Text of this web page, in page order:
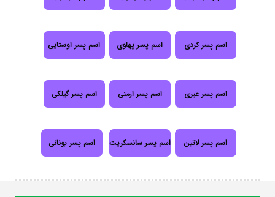
اسم پسر کردی اسم پسر پهلوی اسم پسر اوستایی
اسم پسر عبری اسم پسر ارمنی اسم پسر گیلکی
اسم پسر لاتین اسم پسر سانسکریت اسم پسر یونانی